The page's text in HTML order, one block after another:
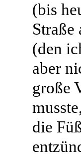
(bis
Straße
(den
aber
große
die